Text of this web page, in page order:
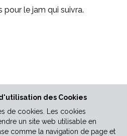
le jam qui suivra.
des Cookies
de cookies. Les cookies
un site web utilisable en
comme la navigation de page et